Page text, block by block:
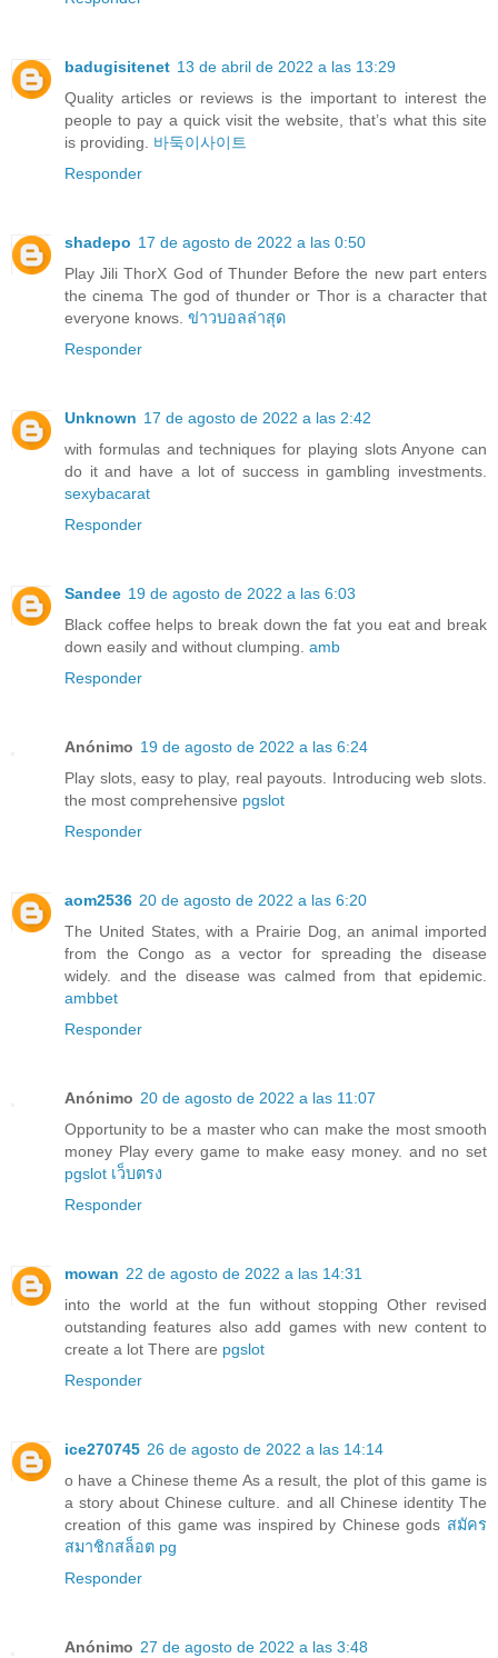
badugisitenet 13 de abril de 2022 a las 13:29
Quality articles or reviews is the important to interest the
people to pay a quick visit the website, that’s what this site
is providing. 바둑이사이트
Responder
shadepo 17 de agosto de 2022 a las 0:50
Play Jili ThorX God of Thunder Before the new part enters
the cinema The god of thunder or Thor is a character that
everyone knows. ข่าวบอลล่าสุด
Responder
Unknown 17 de agosto de 2022 a las 2:42
with formulas and techniques for playing slots Anyone can
do it and have a lot of success in gambling investments.
sexybacarat
Responder
Sandee 19 de agosto de 2022 a las 6:03
Black coffee helps to break down the fat you eat and break
down easily and without clumping. amb
Responder
Anónimo 19 de agosto de 2022 a las 6:24
Play slots, easy to play, real payouts. Introducing web slots.
the most comprehensive pgslot
Responder
aom2536 20 de agosto de 2022 a las 6:20
The United States, with a Prairie Dog, an animal imported
from the Congo as a vector for spreading the disease
widely. and the disease was calmed from that epidemic.
ambbet
Responder
Anónimo 20 de agosto de 2022 a las 11:07
Opportunity to be a master who can make the most smooth
money Play every game to make easy money. and no set
pgslot เว็บตรง
Responder
mowan 22 de agosto de 2022 a las 14:31
into the world at the fun without stopping Other revised
outstanding features also add games with new content to
create a lot There are pgslot
Responder
ice270745 26 de agosto de 2022 a las 14:14
o have a Chinese theme As a result, the plot of this game is
a story about Chinese culture. and all Chinese identity The
creation of this game was inspired by Chinese gods สมัคร
สมาชิกสล็อต pg
Responder
Anónimo 27 de agosto de 2022 a las 3:48